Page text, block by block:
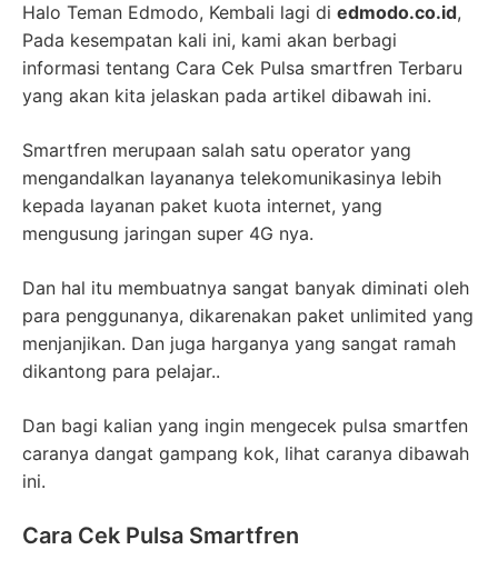
Halo Teman Edmodo, Kembali lagi di edmodo.co.id,
Pada kesempatan kali ini, kami akan berbagi
informasi tentang Cara Cek Pulsa smartfren Terbaru
yang akan kita jelaskan pada artikel dibawah ini.
Smartfren merupaan salah satu operator yang
mengandalkan layananya telekomunikasinya lebih
kepada layanan paket kuota internet, yang
mengusung jaringan super 4G nya.
Dan hal itu membuatnya sangat banyak diminati oleh
para penggunanya, dikarenakan paket unlimited yang
menjanjikan. Dan juga harganya yang sangat ramah
dikantong para pelajar..
Dan bagi kalian yang ingin mengecek pulsa smartfen
caranya dangat gampang kok, lihat caranya dibawah
ini.
Cara Cek Pulsa Smartfren